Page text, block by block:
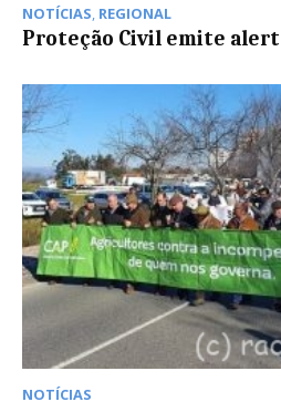
NOTÍCIAS, REGIONAL
Proteção Civil emite
NOTÍCIAS